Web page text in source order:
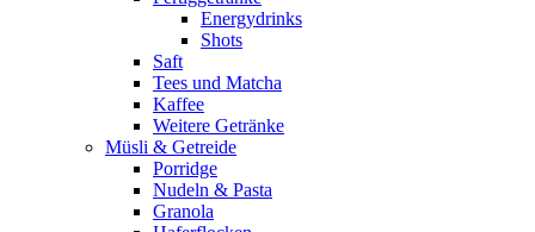
Energydrinks
Shots
Saft
Tees und Matcha
Kaffee
Weitere Getränke
Müsli & Getreide
Porridge
Nudeln & Pasta
Granola